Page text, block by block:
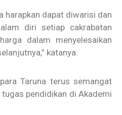
harapkan dapat diwarisi dan
diri setiap cakrabatan
dalam menyelesaikan
katanya.
Taruna terus semangat
pendidikan di Akademi